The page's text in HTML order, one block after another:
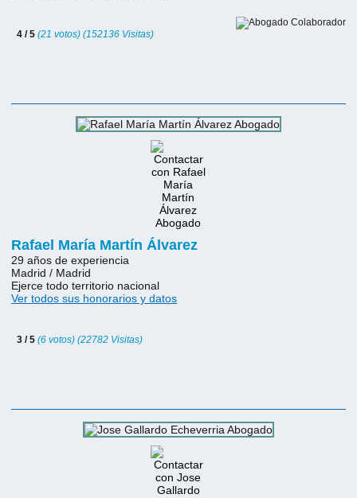
4 / 5(21 votos) (152136 Visitas)
Rafael María Martín Álvarez
29 años de experiencia
Madrid / Madrid
Ejerce todo territorio nacional
Ver todos sus honorarios y datos
3 / 5(6 votos) (22782 Visitas)